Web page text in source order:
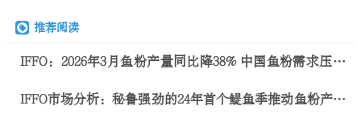
推荐阅读
IFFO：2026年3月鱼粉产量同比降38% 中国鱼粉需求压力
IFFO市场分析：秘鲁强劲的24年首个鳀鱼季推动鱼粉产量